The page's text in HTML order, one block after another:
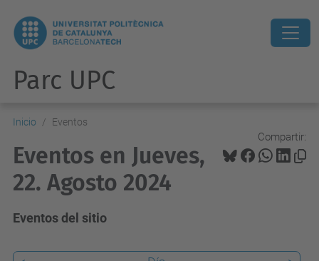
Parc UPC
Inicio Eventos
Compartir:
Eventos en Jueves,
22. Agosto 2024
Eventos del sitio